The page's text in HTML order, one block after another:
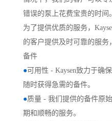
错误的泵上花费宝贵的时间
为了提供优质的服务，
的客户提供及时可靠的服务
备件
●可用性 - Kaysen致力于确
随时获得急需的备件。
●质量 - 我们提供的备件原
期和顺畅的服务。